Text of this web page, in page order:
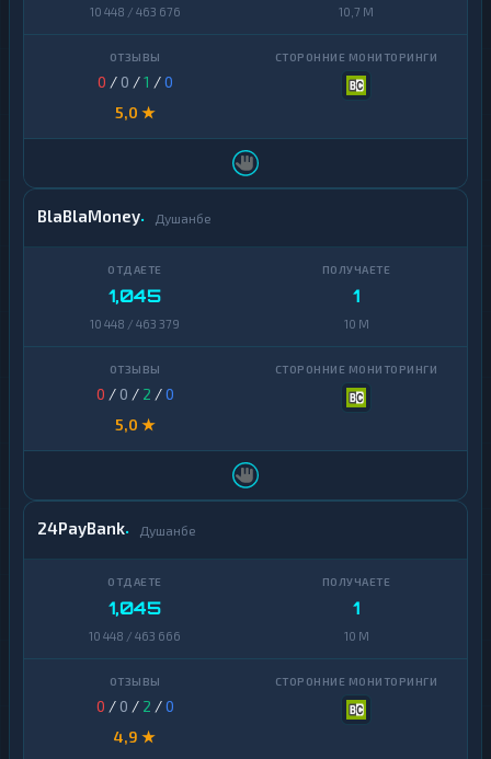
10 448 / 463 676 10,7 M
0 / 0 /1 /0
5,0 ★
BlaBlaMoney Душанбе
1,045
10 448 / 463 379
1
10 M
0 / 0 / 2 /0
5,0 ★
24PayBank Душанбе
1,045
10 448 / 463 666
1
10 M
0 / 0 / 2 /0
4,9 ★